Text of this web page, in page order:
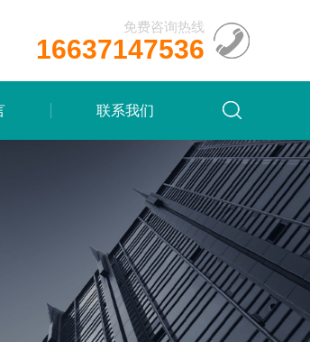
免费咨询热线
16637147536
联系我们